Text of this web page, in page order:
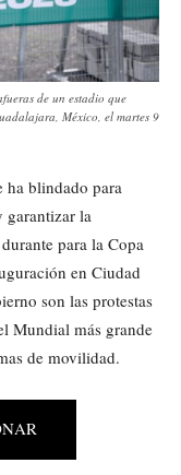
de un estadio que
México, el martes 9
blindado para
garantizar la
para la Copa
en Ciudad
son las protestas
Mundial más grande
de movilidad.